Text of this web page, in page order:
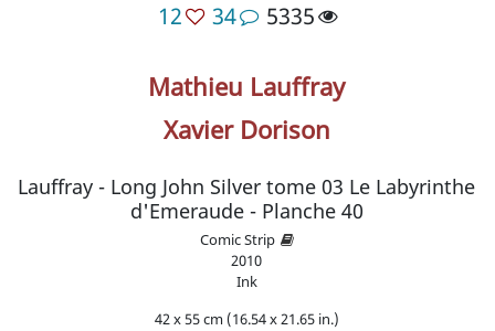
12 34 5335
Mathieu Lauffray
Xavier Dorison
Lauffray - Long John Silver tome 03 Le Labyrinthe
d'Emeraude - Planche 40
Comic Strip
2010
Ink
42 x 55 cm (16.54 x 21.65 in.)